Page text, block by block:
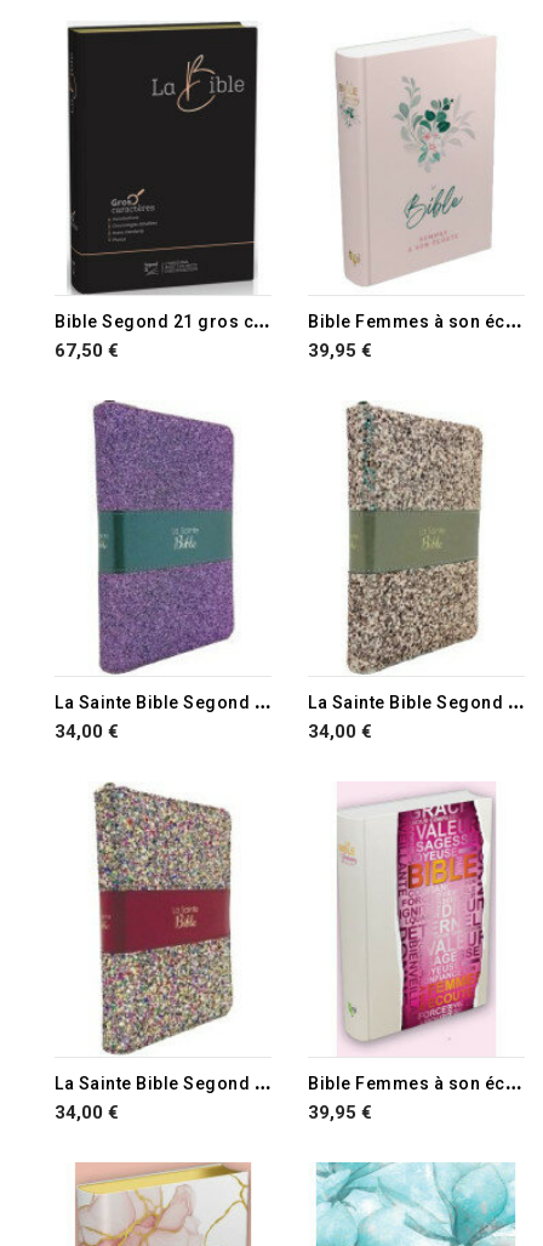
B
ible Segond 21 gros caractères
67,50 €
B
ible Femmes à son écoute (FASE) Fleurs couverture rigide
39,95 €
L
a Sainte Bible Segond 1910 violette à paillettes
34,00 €
L
a Sainte Bible Segond 1910 bronze doré à paillettes
34,00 €
L
a Sainte Bible Segond 1910 multicolore à paillettes
34,00 €
B
ible Femmes à son écoute (FASE) Rigide vertus
39,95 €